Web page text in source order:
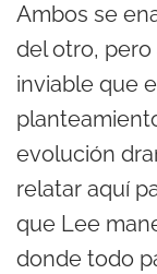
Ambos se
del otro,
inviable que
evolución
relatar aquí
que Lee
donde todo